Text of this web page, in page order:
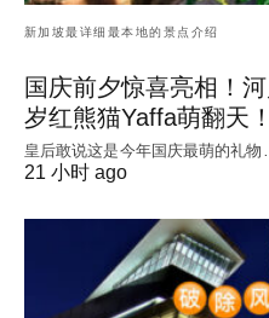
新加坡最详细最本地的景点介绍
国庆前夕惊喜亮相！
岁红熊猫Yaffa萌翻天
皇后敢说这是今年国庆最萌的礼
21 小时 ago